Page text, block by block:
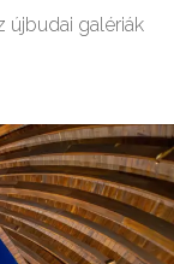
újbudai galériák